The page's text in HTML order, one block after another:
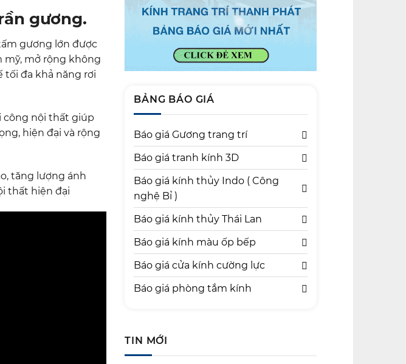
gương.
gương lớn được
mở rộng không
tối đa khả năng rơi
nội thất giúp
hiện đại và rộng
tăng lượng ánh
thất hiện đại
BẢNG BÁO GIÁ
Báo giá Gương trang trí
Báo giá tranh kính 3D
Báo giá kính thủy Indo ( Công
nghệ Bỉ )
Báo giá kính thủy Thái Lan
Báo giá kính màu ốp bếp
Báo giá cửa kính cường lực
Báo giá phòng tắm kính
TIN MỚI